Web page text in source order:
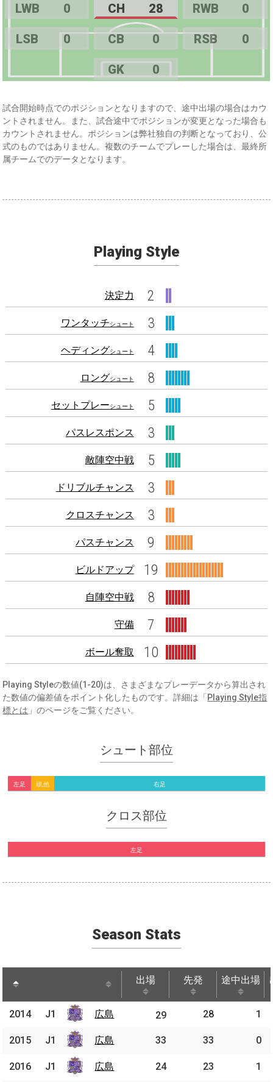
LWB 0 CH 28 RWB 0
LSB 0 CB 0 RSB 0
GK 0
試合開始時点でのポジションとなりますので、途中出場の場合はカウ
ントされません。また、試合途中でポジションが変更となった場合も
カウントされません。ポジションは弊社独自の判断となっており、公
式のものではありません。複数のチームでプレーした場合は、最終所
属チームでのデータとなります。
Playing Style
決定力 2
ワンタッチシュート 3
ヘディングシュート 4
ロングシュート 8
セットプレーシュート 5
パスレスポンス 3
敵陣空中戦 5
ドリブルチャンス 3
クロスチャンス 3
パスチャンス 9
ビルドアップ 19
自陣空中戦 8
守備 7
ボール奪取 10
Playing Styleの数値(1-20)は、さまざまなプレーデータから算出され
た数値の偏差値をポイント化したものです。詳細は「 Playing Style指
標とは 」のページをご覧ください。
シュート部位
左足 頭,他 右足
クロス部位
左足
Season Stats
出場 先発 途中出場
途中出場
2014 広島 29 28 1
2015 広島 33 33 0
2016 広島 24 23 1
2014 J1 広島
2015 J1 広島
2016 J1 広島